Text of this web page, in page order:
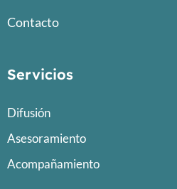
Contacto
Servicios
Difusión
Asesoramiento
Acompañamiento